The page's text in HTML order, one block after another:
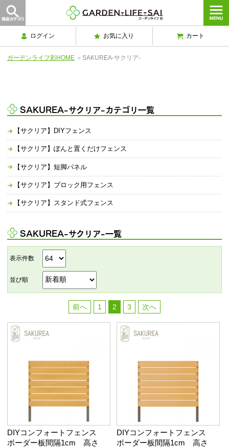
ログイン お気に入り カート
ガーデンライフ彩HOME ＞ SAKUREA-サクリア-
SAKUREA-サクリア-カテゴリ一覧
【サクリア】DIYフェンス
【サクリア】ぽんと置くだけフェンス
【サクリア】短脚パネル
【サクリア】ブロック用フェンス
【サクリア】スタンド式フェンス
SAKUREA-サクリア-一覧
表示件数
並び順
前へ 1 2 3 次へ
DIYコンフォートフェンス
ボーダー板間隔1cm 高さ
DIYコンフォートフェンス
ボーダー板間隔1cm 高さ